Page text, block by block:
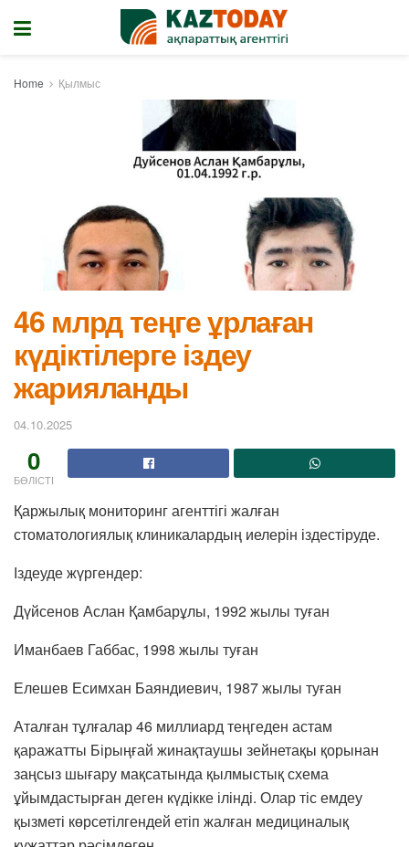
Home Қылмыс
46 млрд теңге ұрлаған
күдіктілерге іздеу
жарияланды
04.10.2025
0
БӨЛІСТІ
Қаржылық мониторинг агенттігі жалған
стоматологиялық клиникалардың иелерін іздестіруде.
Іздеуде жүргендер:
Дүйсенов Аслан Қамбарұлы, 1992 жылы туған
Иманбаев Габбас, 1998 жылы туған
Елешев Есимхан Баяндиевич, 1987 жылы туған
Аталған тұлғалар 46 миллиард теңгеден астам
қаражатты Бірыңғай жинақтаушы зейнетақы қорынан
заңсыз шығару мақсатында қылмыстық схема
ұйымдастырған деген күдікке ілінді. Олар тіс емдеу
қызметі көрсетілгендей етіп жалған медициналық